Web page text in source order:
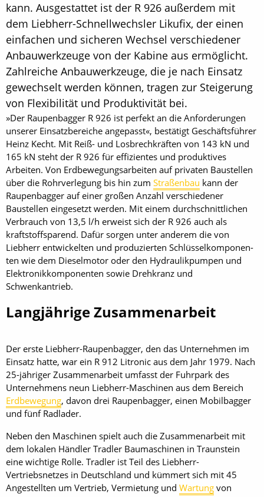
kann. Ausgestattet ist der R 926 außerdem mit
dem Liebherr-Schnellwechsler Likufix, der einen
einfachen und sicheren Wechsel verschiedener
Anbauwerkzeuge von der Kabine aus ermöglicht.
Zahlreiche Anbauwerkzeuge, die je nach Einsatz
gewechselt werden können, tragen zur Steigerung
von Flexibilität und Produktivität bei.
»Der Raupenbagger R 926 ist perfekt an die Anforderungen
unserer Einsatzbereiche angepasst«, bestätigt Geschäftsführer
Heinz Kecht. Mit Reiß- und Losbrechkräften von 143 kN und
165 kN steht der R 926 für effizientes und produktives
Arbeiten. Von Erdbewegungsarbeiten auf privaten Baustellen
über die Rohrverlegung bis hin zum Straßenbau kann der
Raupenbagger auf einer großen Anzahl verschiedener
Baustellen eingesetzt werden. Mit einem durchschnittlichen
Verbrauch von 13,5 l/h erweist sich der R 926 auch als
kraftstoffsparend. Dafür sorgen unter anderem die von
Liebherr entwickelten und produzierten Schlüsselkomponen­
ten wie dem Dieselmotor oder den Hydraulikpumpen und
Elektronikkomponenten sowie Drehkranz und
Schwenkantrieb.
Langjährige Zusammenarbeit
Der erste Liebherr-Raupenbagger, den das Unternehmen im
Einsatz hatte, war ein R 912 Litronic aus dem Jahr 1979. Nach
25-jähriger Zusammenarbeit umfasst der Fuhrpark des
Unternehmens neun Liebherr-Maschinen aus dem Bereich
Erdbewegung, davon drei Raupenbagger, einen Mobilbagger
und fünf Radlader.
Neben den Maschinen spielt auch die Zusammenarbeit mit
dem lokalen Händler Tradler Baumaschinen in Traunstein
eine wichtige Rolle. Tradler ist Teil des Liebherr-
Vertriebsnetzes in Deutschland und kümmert sich mit 45
Angestellten um Vertrieb, Vermietung und Wartung von